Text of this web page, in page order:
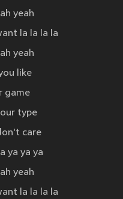
yeah
la la la la
yeah
like
game
type
care
ya ya ya
yeah
la la la la